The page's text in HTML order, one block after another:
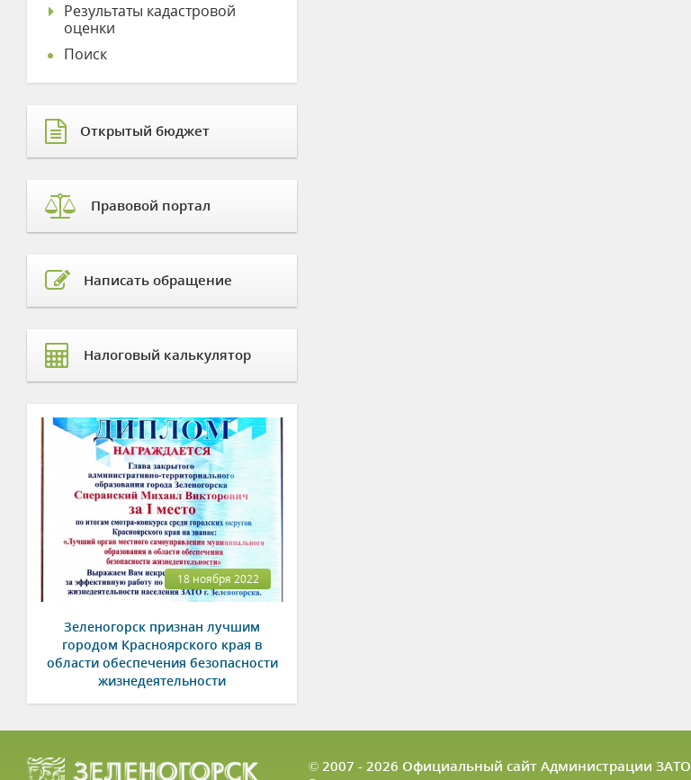
Результаты кадастровой
оценки
Поиск
Открытый бюджет
Правовой портал
Написать обращение
Налоговый калькулятор
18 ноября 2022
Зеленогорск признан лучшим
городом Красноярского края в
области обеспечения безопасности
жизнедеятельности
© 2007 - 2026 Официальный сайт Администрации ЗАТО